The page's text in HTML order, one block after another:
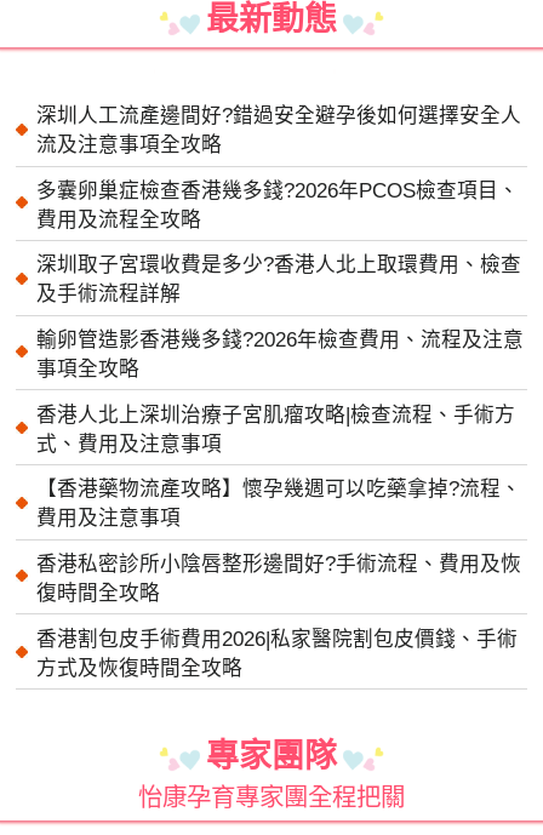
最新動態
深圳人工流產邊間好?錯過安全避孕後如何選擇安全人
流及注意事項全攻略
多囊卵巢症檢查香港幾多錢?2026年PCOS檢查項目、
費用及流程全攻略
深圳取子宮環收費是多少?香港人北上取環費用、檢查
及手術流程詳解
輸卵管造影香港幾多錢?2026年檢查費用、流程及注意
事項全攻略
香港人北上深圳治療子宮肌瘤攻略|檢查流程、手術方
式、費用及注意事項
【香港藥物流產攻略】懷孕幾週可以吃藥拿掉?流程、
費用及注意事項
香港私密診所小陰唇整形邊間好?手術流程、費用及恢
復時間全攻略
香港割包皮手術費用2026|私家醫院割包皮價錢、手術
方式及恢復時間全攻略
專家團隊
怡康孕育專家團全程把關